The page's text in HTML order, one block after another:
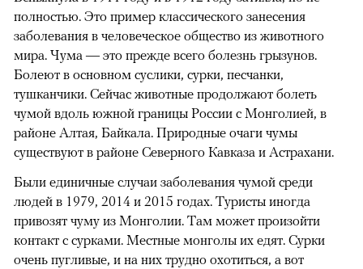
полностью. Это пример классического занесения
заболевания в человеческое общество из животного
мира. Чума — это прежде всего болезнь грызунов.
Болеют в основном суслики, сурки, песчанки,
тушканчики. Сейчас животные продолжают болеть
чумой вдоль южной границы России с Монголией, в
районе Алтая, Байкала. Природные очаги чумы
существуют в районе Северного Кавказа и Астрахани.
Были единичные случаи заболевания чумой среди
людей в 1979, 2014 и 2015 годах. Туристы иногда
привозят чуму из Монголии. Там может произойти
контакт с сурками. Местные монголы их едят. Сурки
очень пугливые, и на них трудно охотиться, а вот